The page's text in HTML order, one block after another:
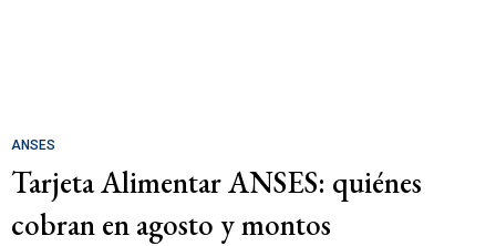
ANSES
Tarjeta Alimentar ANSES: quiénes
cobran en agosto y montos